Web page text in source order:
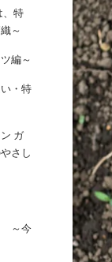
、特
～
編～
・特
ガ
さし
～今